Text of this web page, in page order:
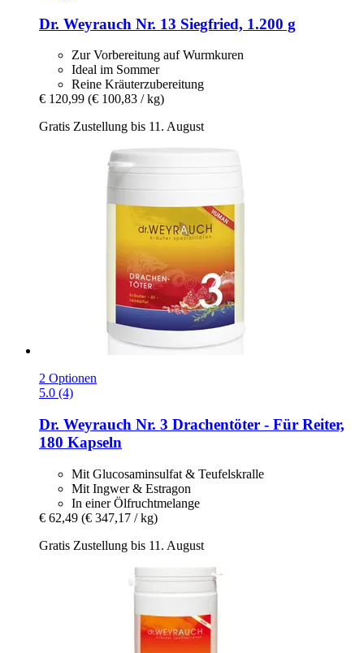
Dr. Weyrauch Nr. 13 Siegfried, 1.200 g
Zur Vorbereitung auf Wurmkuren
Ideal im Sommer
Reine Kräuterzubereitung
€ 120,99 (€ 100,83 / kg)
Gratis Zustellung bis 11. August
2 Optionen
5.0 (4)
Dr. Weyrauch Nr. 3 Drachentöter -​ Für Reiter,
180 Kapseln
Mit Glucosaminsulfat & Teufelskralle
Mit Ingwer & Estragon
In einer Ölfruchtmelange
€ 62,49 (€ 347,17 / kg)
Gratis Zustellung bis 11. August